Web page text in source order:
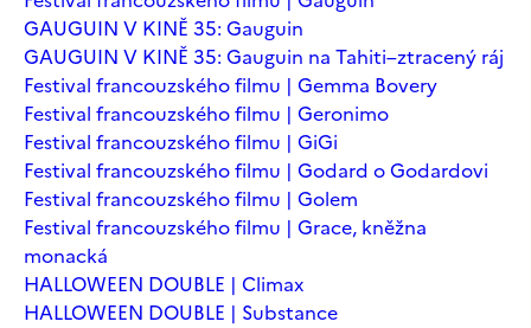
GAUGUIN V KINĚ 35: Gauguin
GAUGUIN V KINĚ 35: Gauguin na Tahiti–ztracený ráj
Festival francouzského filmu | Gemma Bovery
Festival francouzského filmu | Geronimo
Festival francouzského filmu | GiGi
Festival francouzského filmu | Godard o Godardovi
Festival francouzského filmu | Golem
Festival francouzského filmu | Grace, kněžna
monacká
HALLOWEEN DOUBLE | Climax
HALLOWEEN DOUBLE | Substance